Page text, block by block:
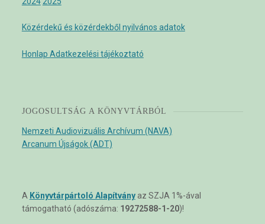
Közérdekű és közérdekből nyilvános adatok
Honlap Adatkezelési tájékoztató
JOGOSULTSÁG A KÖNYVTÁRBÓL
Nemzeti Audiovizuális Archívum (NAVA)
Arcanum Újságok (ADT)
A Könyvtárpártoló Alapítványaz SZJA 1%-ával
támogatható (adószáma: 19272588-1-20)!